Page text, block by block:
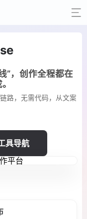
”，创作全程都在
路，无需代码，从文案
具导航